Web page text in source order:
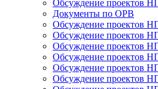
Обсуждение проектов
Документы по ОРВ
Обсуждение проектов
Обсуждение проектов
Обсуждение проектов
Обсуждение проектов
Обсуждение проектов
Обсуждение проектов